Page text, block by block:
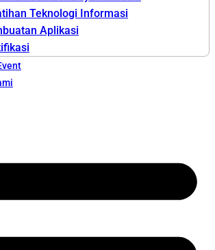
Teknologi Informasi
Aplikasi